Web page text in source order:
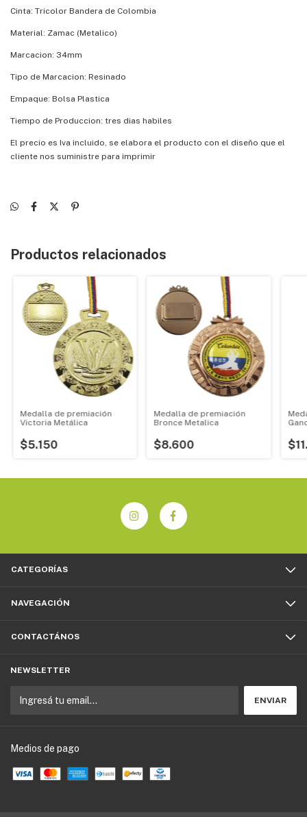
Cinta: Tricolor Bandera de Colombia
Material: Zamac (Metalico)
Marcacion: 34mm
Tipo de Marcacion: Resinado
Empaque: Bolsa Plastica
Tiempo de Produccion: tres dias habiles
El precio es Iva incluido, se elabora el producto con el diseño que el
cliente nos suministre para imprimir
Productos relacionados
Medalla de premiación
Victoria Metálica
$5.150
Medalla de premiación
Bronce Metalica
$8.600
CATEGORÍAS
NAVEGACIÓN
CONTACTÁNOS
NEWSLETTER
Medios de pago